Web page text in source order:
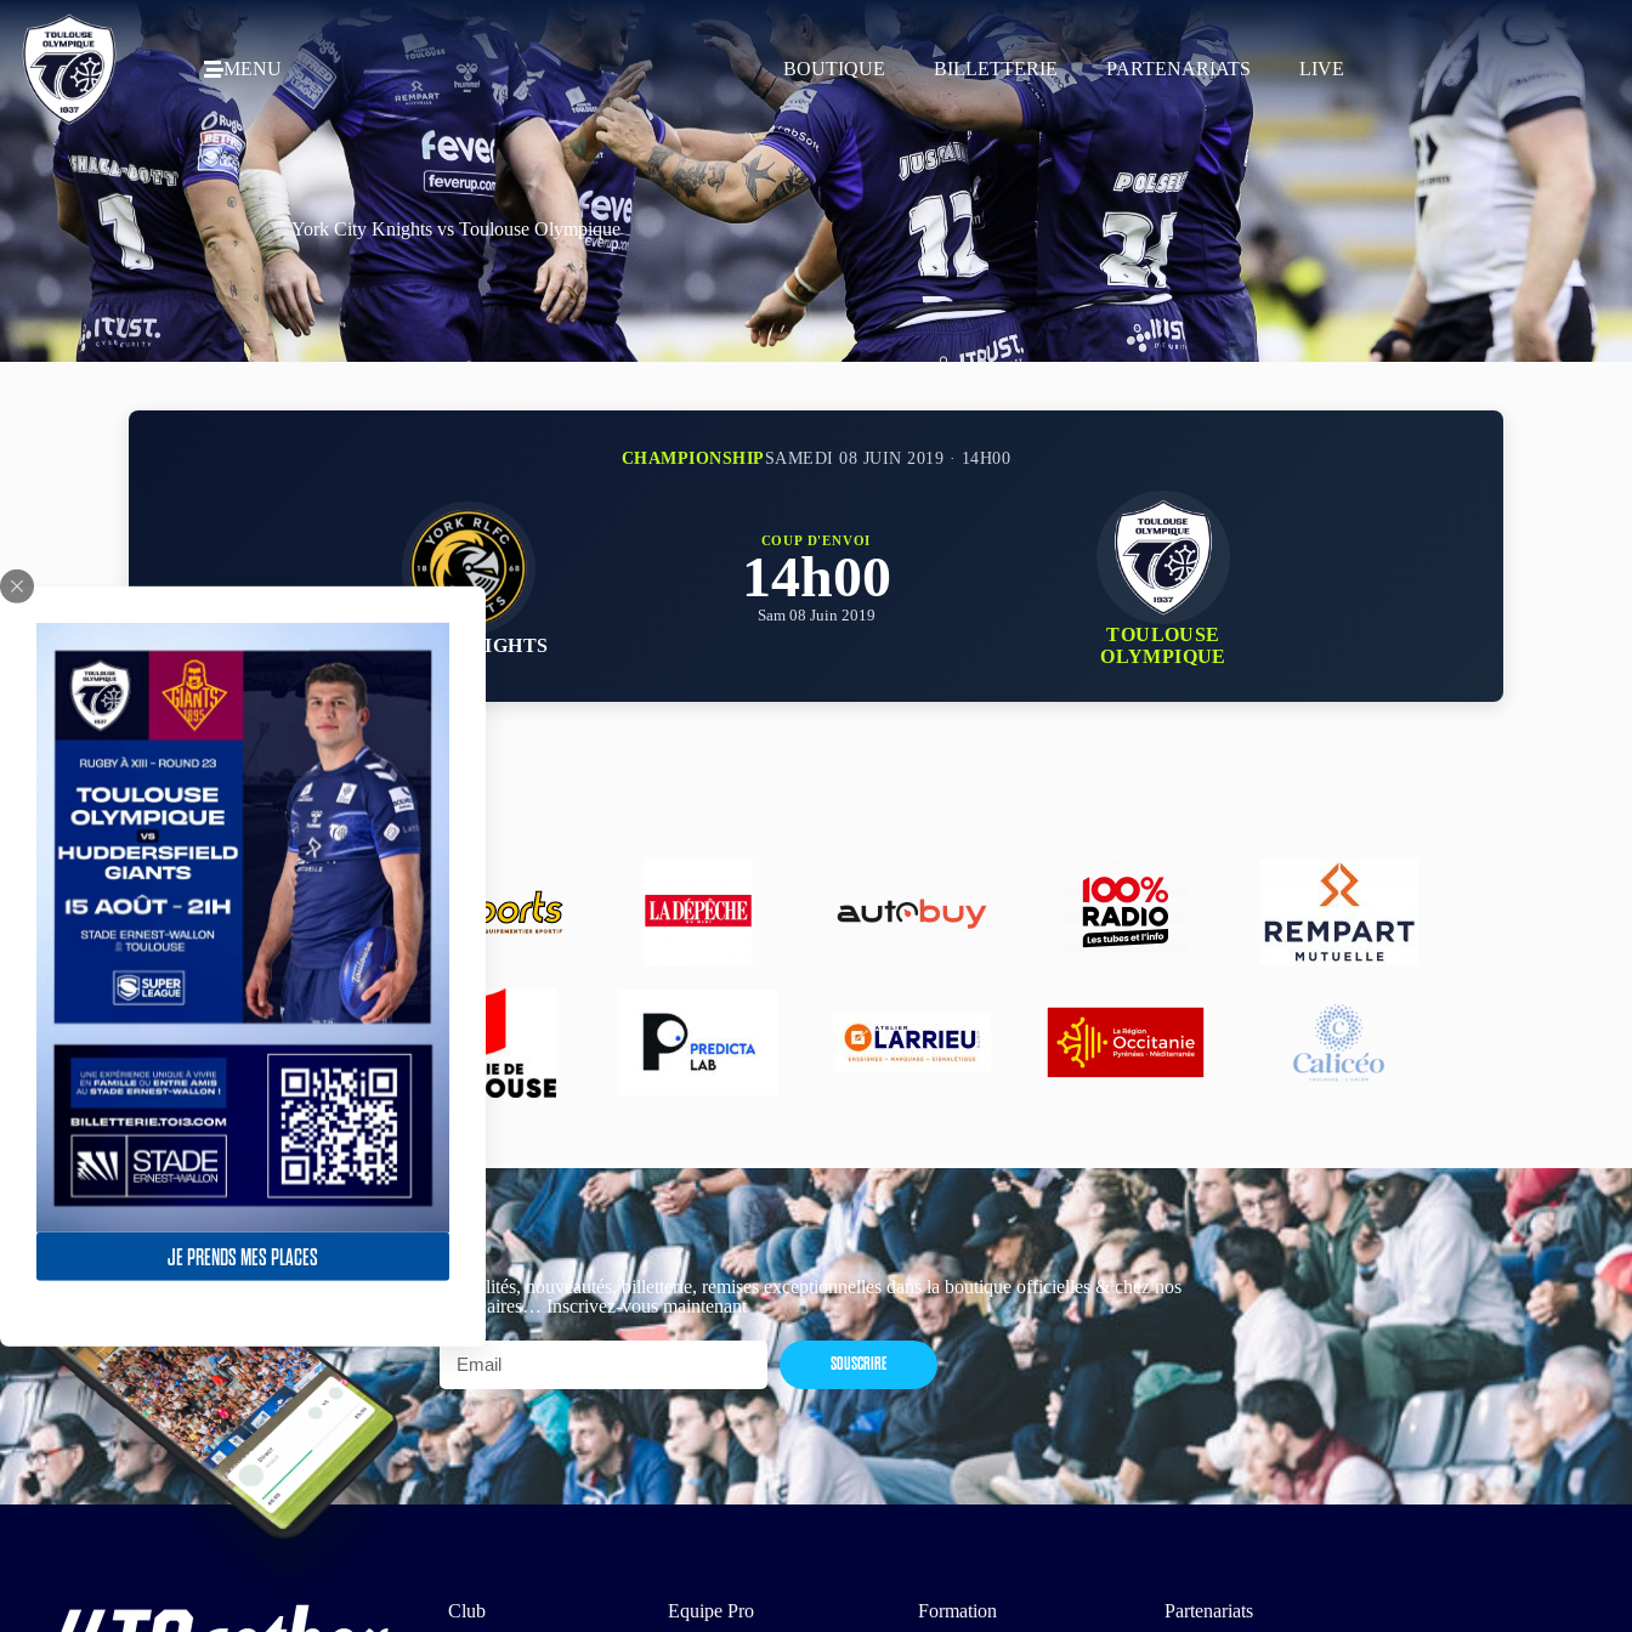
JE PRENDS MES PLACES
MENU BOUTIQUE BILLETTERIE PARTENARIATS LIVE
York City Knights vs Toulouse Olympique
CHAMPIONSHIP SAMEDI 08 JUIN 2019 · 14H00
YORK KNIGHTS
COUP D'ENVOI
14h00
Sam 08 Juin 2019
TOULOUSE
OLYMPIQUE
Actualités, nouveautés, billetterie, remises exceptionnelles dans la boutique officielles & chez nos
partenaires… Inscrivez-vous maintenant
SOUSCRIRE
Club Equipe Pro Formation Partenariats